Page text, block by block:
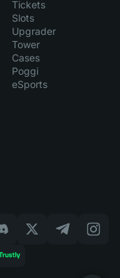
Tickets
Slots
Upgrader
Tower
Cases
Poggi
eSports